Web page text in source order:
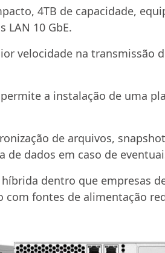
4TB de capacidade,
LAN 10 GbE.
velocidade na transmissão
a instalação de uma
de arquivos,
dados em caso de
dentro que empresas
com fontes de alimentação